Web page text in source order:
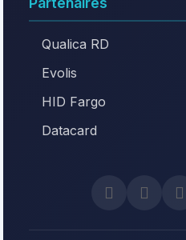
Qualica RD
Evolis
HID Fargo
Datacard